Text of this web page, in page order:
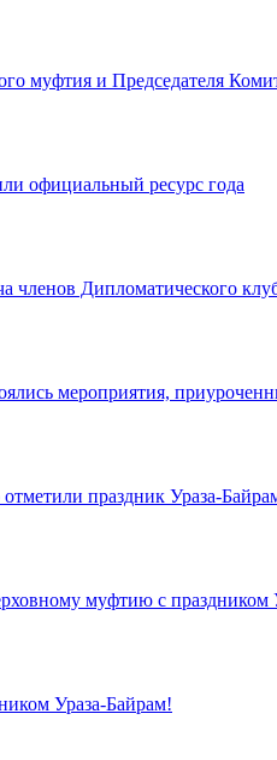
муфтия и Председателя
официальный ресурс года
членов Дипломатического
мероприятия,
праздник Ураза-
муфтию с праздником
Ураза-Байрам!